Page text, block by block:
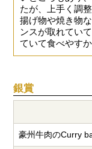
たが、上手く調
揚げ物や焼き物
ンスが取れてい
ていて食べやすか
銀賞
豪州牛肉のCurry